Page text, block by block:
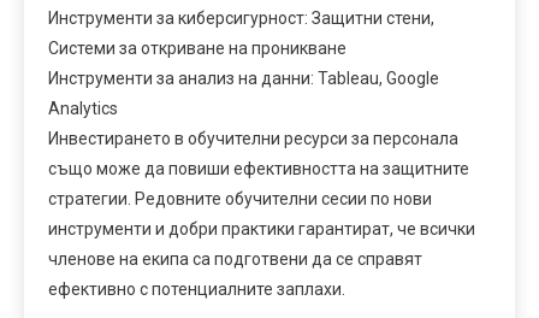
Инструменти за киберсигурност: Защитни стени,
Системи за откриване на проникване
Инструменти за анализ на данни: Tableau, Google
Analytics
Инвестирането в обучителни ресурси за персонала
също може да повиши ефективността на защитните
стратегии. Редовните обучителни сесии по нови
инструменти и добри практики гарантират, че всички
членове на екипа са подготвени да се справят
ефективно с потенциалните заплахи.